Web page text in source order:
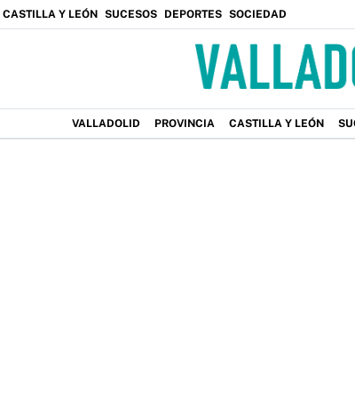
CASTILLA Y LEÓN SUCESOS DEPORTES SOCIEDAD
VALLADOLID PROVINCIA CASTILLA Y LEÓN